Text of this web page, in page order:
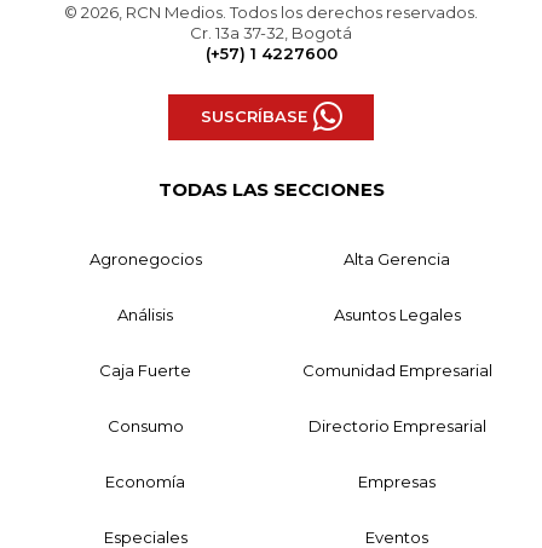
© 2026, RCN Medios. Todos los derechos reservados.
Cr. 13a 37-32, Bogotá
(+57) 1 4227600
SUSCRÍBASE
TODAS LAS SECCIONES
Agronegocios Alta Gerencia
Análisis Asuntos Legales
Caja Fuerte Comunidad Empresarial
Consumo Directorio Empresarial
Economía Empresas
Especiales Eventos